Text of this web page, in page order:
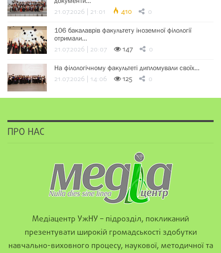
21.07.2026 | 21:01 410 0
106 бакалаврів факультету іноземної філології
отримали…
21.07.2026 | 20:07 147 0
На філологічному факультеті дипломували своїх…
21.07.2026 | 14:06 125 0
ПРО НАС
Медіацентр УжНУ – підрозділ, покликаний
презентувати широкій громадськості здобутки
навчально-виховного процесу, наукової, методичної та